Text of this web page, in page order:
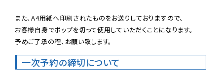
また、A4用紙へ印刷されたものをお送りしておりますので、
お客様自身でポップを切って使用していただくことになります。
予めご了承の程、お願い致します。
一次予約の締切について